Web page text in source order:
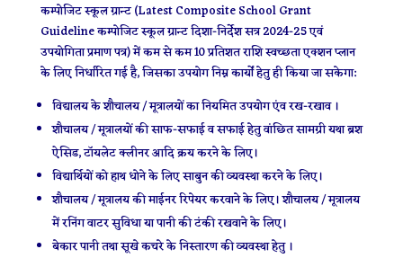
कम्पोजिट स्कूल ग्रान्ट (Latest Composite School Grant
Guideline कम्पोजिट स्कूल ग्रान्ट दिशा-निर्देश सत्र 2024-25 एवं
उपयोगिता प्रमाण पत्र) में कम से कम 10 प्रतिशत राशि स्वच्छता एक्शन प्लान
के लिए निर्धारित गई है, जिसका उपयोग निम्न कार्यों हेतु ही किया जा सकेगा:
विद्यालय के शौचालय / मूत्रालयों का नियमित उपयोग एंव रख-रखाव ।
शौचालय / मूत्रालयों की साफ-सफाई व सफाई हेतु वांछित सामग्री यथा ब्रश
ऐसिड, टॉयलेट क्लीनर आदि क्रय करने के लिए।
विद्यार्थियों को हाथ धोने के लिए साबुन की व्यवस्था करने के लिए।
शौचालय / मूत्रालय की माईनर रिपेयर करवाने के लिए। शौचालय / मूत्रालय
में रनिंग वाटर सुविधा या पानी की टंकी रखवाने के लिए।
बेकार पानी तथा सूखे कचरे के निस्तारण की व्यवस्था हेतु ।